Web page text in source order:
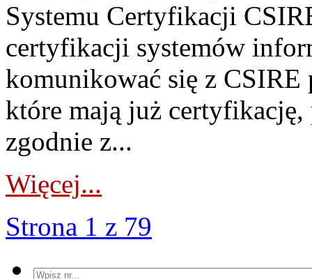
Systemu Certyfikacji
certyfikacji systemów
komunikować się z
które mają już
zgodnie z...
Więcej...
Strona 1 z 79